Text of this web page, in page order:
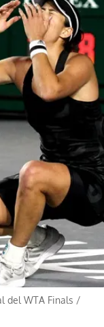
del WTA Finals /